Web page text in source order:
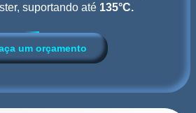
suportando até 135°C.
um orçamento